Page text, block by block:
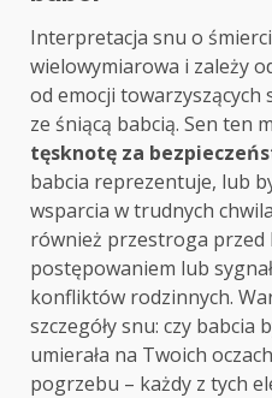
Interpretacja snu o
wielowymiarowa i zależy
od emocji
ze śniącą babcią. Sen ten
tęsknotę za
babcia reprezentuje, lub
wsparcia w trudnych
również przestroga przed
postępowaniem lub
konfliktów rodzinnych.
szczegóły snu: czy babcia
umierała na Twoich
pogrzebu – każdy z tych